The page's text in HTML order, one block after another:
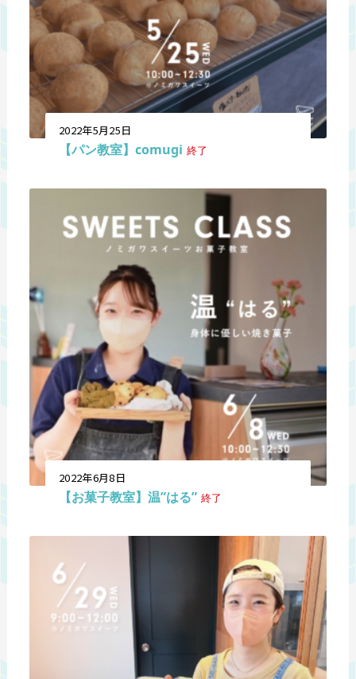
2022年5月25日
【パン教室】comugi 終了
2022年6月8日
【お菓子教室】温”はる” 終了